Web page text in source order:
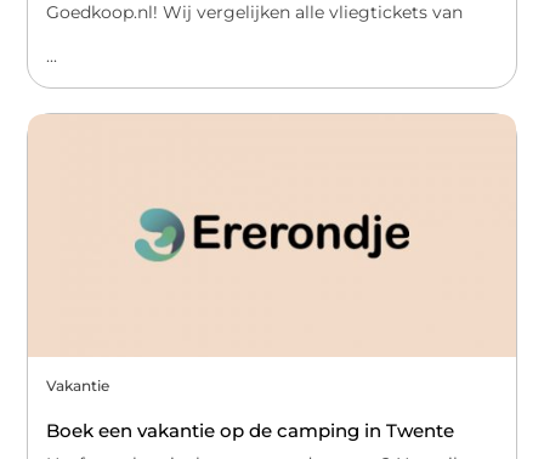
Goedkoop.nl! Wij vergelijken alle vliegtickets van
...
Vakantie
Boek een vakantie op de camping in Twente